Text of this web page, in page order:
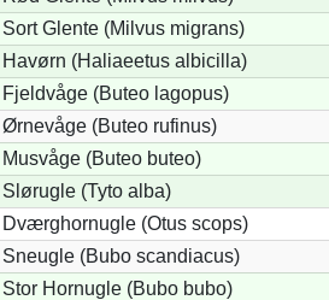
Sort Glente (Milvus migrans)
Havørn (Haliaeetus albicilla)
Fjeldvåge (Buteo lagopus)
Ørnevåge (Buteo rufinus)
Musvåge (Buteo buteo)
Slørugle (Tyto alba)
Dværghornugle (Otus scops)
Sneugle (Bubo scandiacus)
Stor Hornugle (Bubo bubo)